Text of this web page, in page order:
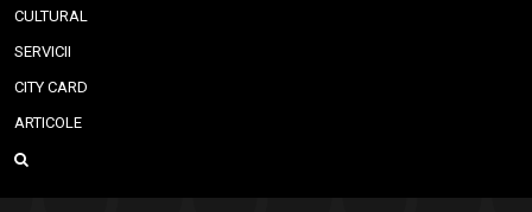
CULTURAL
SERVICII
CITY CARD
ARTICOLE